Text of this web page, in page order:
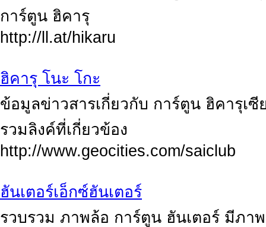
การ์ตูน ฮิคารุ
http://ll.at/hikaru
ฮิคารุ โนะ โกะ
ข้อมูลข่าวสารเกี่ยวกับ การ์ตูน ฮิคารุเ
รวมลิงค์ที่เกี่ยวข้อง
http://www.geocities.com/saiclub
ฮันเตอร์เอ็กซ์ฮันเตอร์
รวบรวม ภาพล้อ การ์ตูน ฮันเตอร์ มีภา